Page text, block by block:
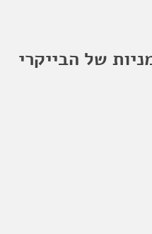
של הבייקרי